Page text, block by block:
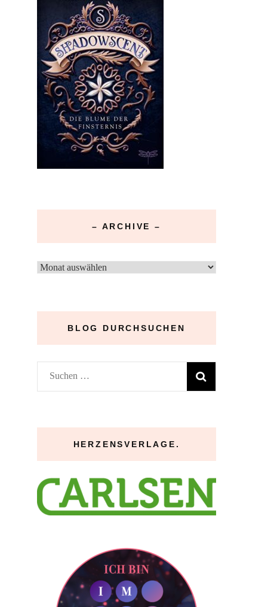
– ARCHIVE –
–
BLOG DURCHSUCHEN
Suchen
nach:
HERZENSVERLAGE.